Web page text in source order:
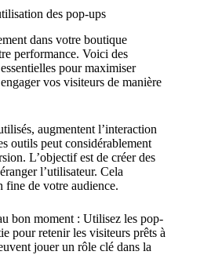
des pop-ups
dans votre boutique
performance. Voici des
essentielles pour maximiser
vos visiteurs de manière
augmentent l’interaction
outils peut considérablement
L’objectif est de créer des
l’utilisateur. Cela
fine de votre audience.
bon moment : Utilisez les pop-
pour retenir les visiteurs prêts à
jouer un rôle clé dans la